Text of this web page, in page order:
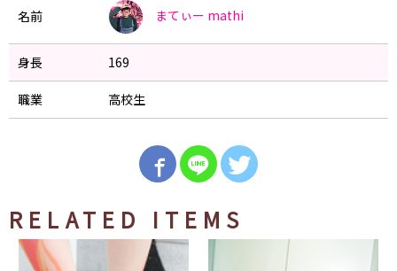
名前 まてぃー mathi
身長 169
職業 高校生
RELATED ITEMS